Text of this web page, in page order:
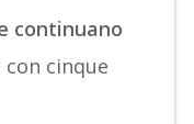
continuano
con cinque